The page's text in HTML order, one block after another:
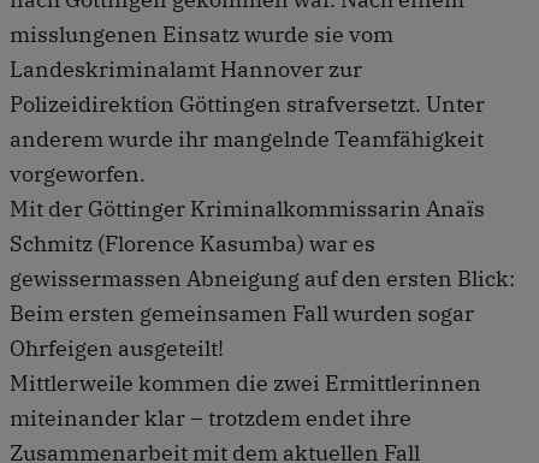
misslungenen Einsatz wurde sie vom
Landeskriminalamt Hannover zur
Polizeidirektion Göttingen strafversetzt. Unter
anderem wurde ihr mangelnde Teamfähigkeit
vorgeworfen.
Mit der Göttinger Kriminalkommissarin Anaïs
Schmitz (Florence Kasumba) war es
gewissermassen Abneigung auf den ersten Blick:
Beim ersten gemeinsamen Fall wurden sogar
Ohrfeigen ausgeteilt!
Mittlerweile kommen die zwei Ermittlerinnen
miteinander klar – trotzdem endet ihre
Zusammenarbeit mit dem aktuellen Fall